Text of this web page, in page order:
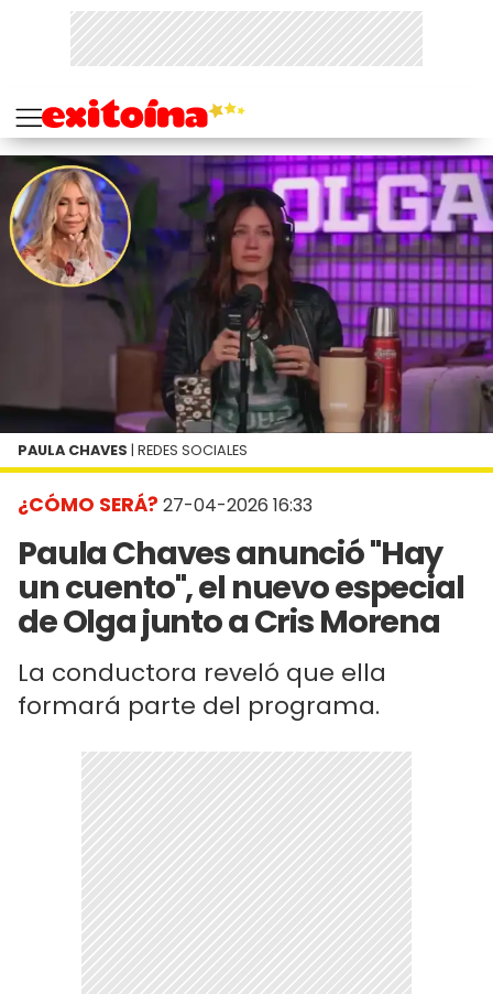
¿CÓMO SERÁ? 27-04-2026 16:33
Paula Chaves anunció "Hay
un cuento", el nuevo especial
de Olga junto a Cris Morena
La conductora reveló que ella
formará parte del programa.
PAULA CHAVES | REDES SOCIALES